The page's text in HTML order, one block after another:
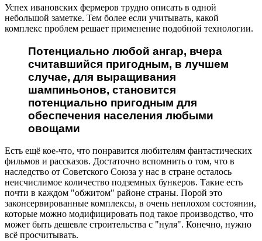
Успех ивановских фермеров трудно описать в одной
небольшой заметке. Тем более если учитывать, какой
комплекс проблем решает применение подобной технологии.
Потенциально любой ангар, вчера
считавшийся пригодным, в лучшем
случае, для выращивания
шампиньонов, становится
потенциально пригодным для
обеспечения населения любыми
овощами
Есть ещё кое-что, что понравится любителям фантастических
фильмов и рассказов. Достаточно вспомнить о том, что в
наследство от Советского Союза у нас в стране осталось
неисчислимое количество подземных бункеров. Такие есть
почти в каждом "обжитом" районе страны. Порой это
законсервированные комплексы, в очень неплохом состоянии,
которые можно модифицировать под такое производство, что
может быть дешевле строительства с "нуля". Конечно, нужно
всё просчитывать.